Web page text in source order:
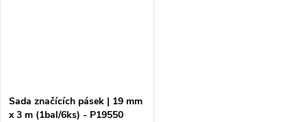
Sada značících pásek | 19 mm
x 3 m (1bal/6ks) - P19550